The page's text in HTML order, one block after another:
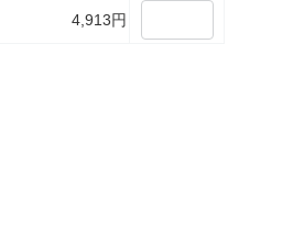
4,913円